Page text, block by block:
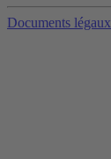
Documents légaux